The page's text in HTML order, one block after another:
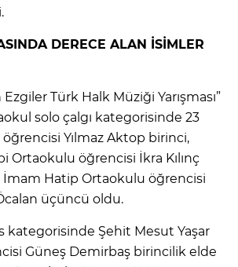
DERECE ALAN İSİMLER
Türk Halk Müziği Yarışması”
solo çalgı kategorisinde 23
Yılmaz Aktop birinci,
Ortaokulu öğrencisi İkra Kılınç
İmam Hatip Ortaokulu öğrencisi
üçüncü oldu.
kategorisinde Şehit Mesut Yaşar
Güneş Demirbaş birincilik elde